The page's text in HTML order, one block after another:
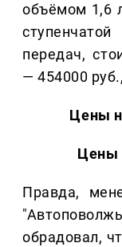
объёмом 1,6
передач,
— 454000
Цены
Цены
Правда,
обрадовал,